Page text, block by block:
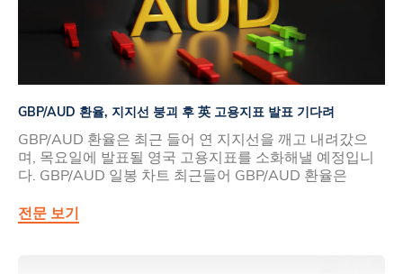
GBP/AUD 환율, 지지선 붕괴 후 英 고용지표 발표 기다려
GBP/AUD 환율은 최근 들어 연 지지선을 깨고 내려갔으
며, 목요일에 발표될 영국 고용지표를 소화해낼 예정입니
다. GBP/AUD 일봉 차트 최근들어 GBP/AUD 환율은
전문 보기